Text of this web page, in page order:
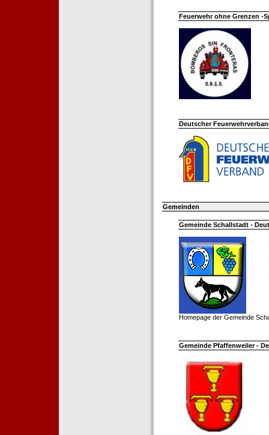
Feuerwehr ohne Grenzen -
Deutscher
Gemeinden
Gemeinde Schallstadt -
Homepage der Gemeinde
Gemeinde Pfaffenweiler -